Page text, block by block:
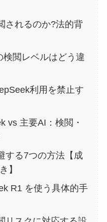
されるのか?法的背
閲レベルはどう違
利用を禁止す
vs 主要AI：検閲・
する7つの方法【成
】
R1 を使う具体的手